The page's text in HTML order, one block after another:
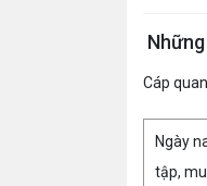
Cáp
Ngày
tập,